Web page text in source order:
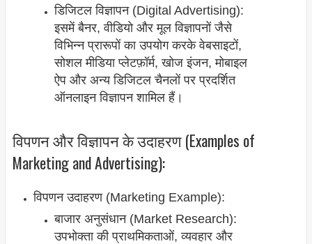
डिजिटल विज्ञापन (Digital Advertising):
इसमें बैनर, वीडियो और मूल विज्ञापनों जैसे
विभिन्न प्रारूपों का उपयोग करके वेबसाइटों,
सोशल मीडिया प्लेटफ़ॉर्म, खोज इंजन, मोबाइल
ऐप और अन्य डिजिटल चैनलों पर प्रदर्शित
ऑनलाइन विज्ञापन शामिल हैं।
विपणन और विज्ञापन के उदाहरण (Examples of
Marketing and Advertising):
विपणन उदाहरण (Marketing Example):
बाजार अनुसंधान (Market Research):
उपभोक्ता की प्राथमिकताओं, व्यवहार और